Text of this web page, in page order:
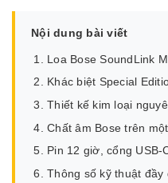
Nội dung bài viết
Loa Bose SoundLink
Khác biệt Special
Thiết kế kim loại
Chất âm Bose trên
Pin 12 giờ, cổng USB-
Thông số kỹ thuật đầy